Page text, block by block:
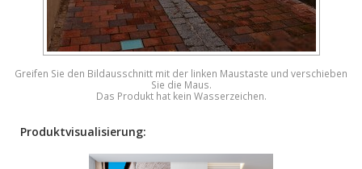
Greifen Sie den Bildausschnitt mit der linken Maustaste und verschieben
Sie die Maus.
Das Produkt hat kein Wasserzeichen.
Produktvisualisierung: